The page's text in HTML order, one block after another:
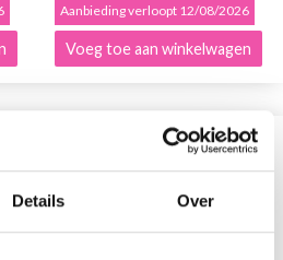
Details Over
Aanbieding verloopt 12/08/2026
Voeg toe aan winkelwagen